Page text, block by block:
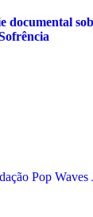
documental
Pop Waves